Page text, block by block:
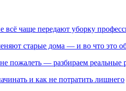
всё чаще передают уборку
старые дома — и во что это
пожалеть — разбираем реальные
и как не потратить лишнего